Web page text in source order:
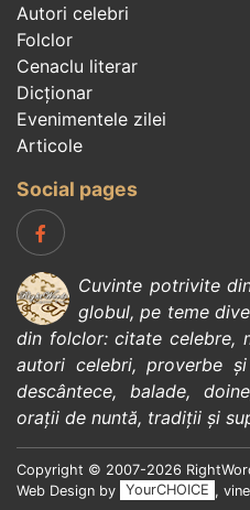
Autori celebri
Folclor
Cenaclu literar
Dicționar
Evenimentele zilei
Articole
Social pages
Cuvinte potrivite
globul, pe teme
din folclor:citate celebre,
autori celebri,proverbe
descântece, balade, doine
orații de nuntă, tradiții și
Copyright © 2007-2026
Web Design by
YourCHOICE ,